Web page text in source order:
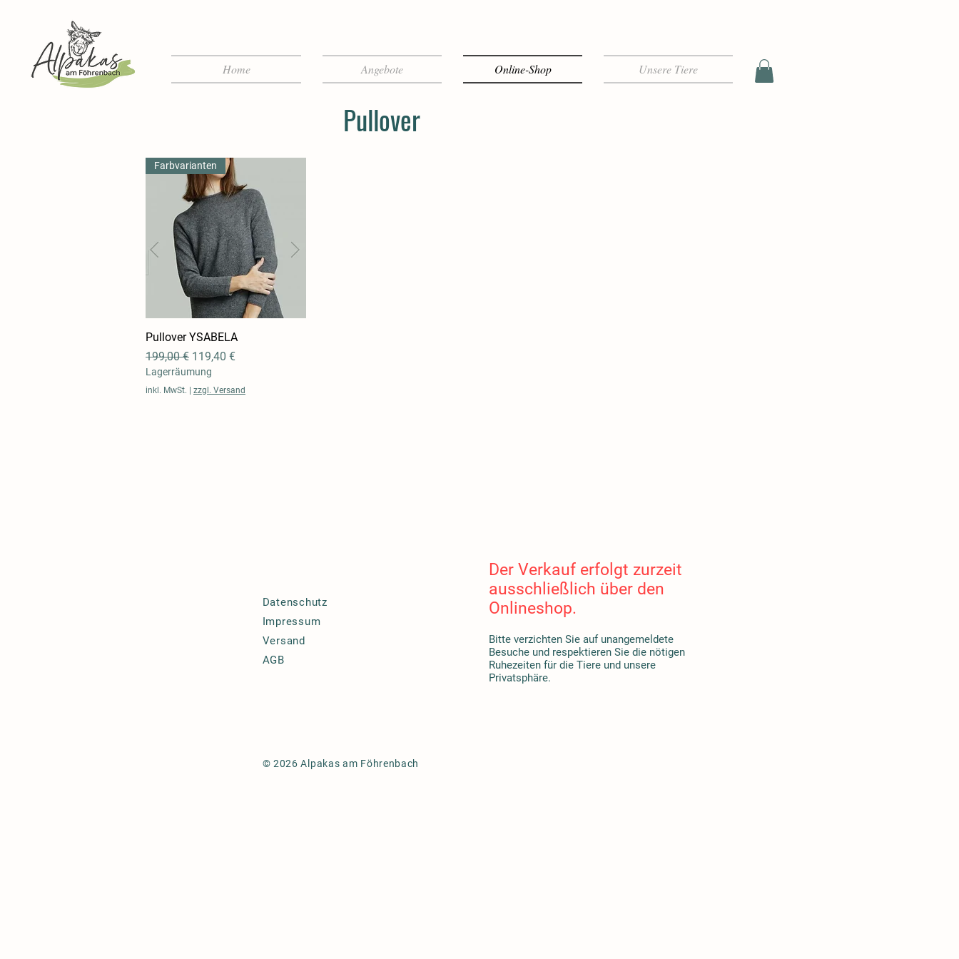
Home Angebote Online-Shop Unsere Tiere
Pullover
Schnellansicht
Farbvarianten
Pullover YSABELA
Standardpreis
199,00 € Sale-Preis
119,40 €
Lagerräumung
inkl. MwSt. zzgl. Versand
Datenschutz
Impressum
Versand
AGB
© 2026 Alpakas am Föhrenbach
Der Verkauf erfolgt zurzeit
ausschließlich über den
Onlineshop.
Bitte verzichten Sie auf unangemeldete
Besuche und respektieren Sie die nötigen
Ruhezeiten für die Tiere und unsere
Privatsphäre.